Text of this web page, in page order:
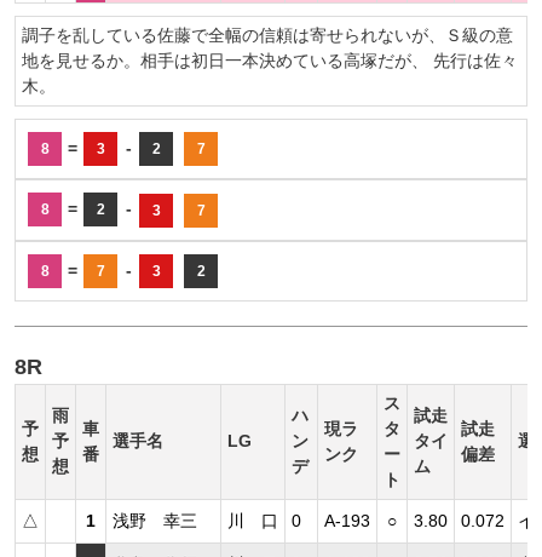
調子を乱している佐藤で全幅の信頼は寄せられないが、Ｓ級の意
地を見せるか。相手は初日一本決めている高塚だが、 先行は佐々
木。
8 = 3 - 2 7
8 = 2 - 3 7
8 = 7 - 3 2
8R
予
想
雨
予
想
車
番
選手名 LG
ハ
ン
デ
現ラ
ンク
ス
タ
ー
ト
試走
タイ
ム
試走
偏差
選
△ 1 浅野 幸三 川 口 0 A-193 ○ 3.80 0.072 イ